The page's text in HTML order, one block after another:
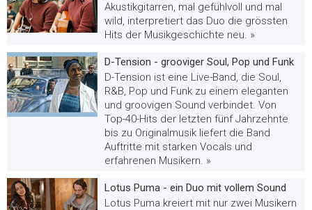
Akustikgitarren, mal gefühlvoll und mal
wild, interpretiert das Duo die grössten
Hits der Musikgeschichte neu. »
D-Tension - grooviger Soul, Pop und Funk
D-Tension ist eine Live-Band, die Soul,
R&B, Pop und Funk zu einem eleganten
und groovigen Sound verbindet. Von
Top-40-Hits der letzten fünf Jahrzehnte
bis zu Originalmusik liefert die Band
Auftritte mit starken Vocals und
erfahrenen Musikern. »
Lotus Puma - ein Duo mit vollem Sound
Lotus Puma kreiert mit nur zwei Musikern